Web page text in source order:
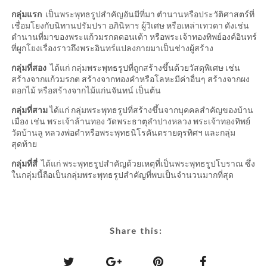
กลุ่มแรก เป็นพระพุทธรูปสำคัญอันมีที่มา ตำนานหรือประวัติศาสตร์ที่
เชื่อมโยงกับนิทานปรัมปรา อภินิหาร ผู้วิเศษ หรือเหล่าเทวดา ดังเช่น
ตำนานที่มาของพระแก้วมรกตดอนเต้า หรือพระเจ้าทองทิพย์องค์อินทร์
ที่ผูกโยงเรื่องราวถึงพระอินทร์แปลงกายมาเป็นช่างผู้สร้าง
กลุ่มที่สอง ได้แก่ กลุ่มพระพุทธรูปที่ถูกสร้างขึ้นด้วยวัสดุพิเศษ เช่น
สร้างจากแก้วมรกต สร้างจากทองคำหรือโลหะมีค่าอื่นๆ สร้างจากผง
ดอกไม้ หรือสร้างจากไม้แก่นจันทน์ เป็นต้น
กลุ่มที่สามได้แก่ กลุ่มพระพุทธรูปที่สร้างขึ้นจากบุคคลสำคัญของบ้าน
เมือง เช่น พระเจ้าล้านทอง วัดพระธาตุลำปางหลวง พระเจ้าทองทิพย์
วัดบ้านลู หลวงพ่อดำหรือพระพุทธนิโรคันตรายตุรทิศฯ และกลุ่ม
สุดท้าย
กลุ่มที่สี่ ได้แก่ พระพุทธรูปสำคัญด้วยเหตุที่เป็นพระพุทธรูปโบราณ ซึ่ง
ในกลุ่มนี้ถือเป็นกลุ่มพระพุทธรูปสำคัญที่พบเป็นจำนวนมากที่สุด
Share this: